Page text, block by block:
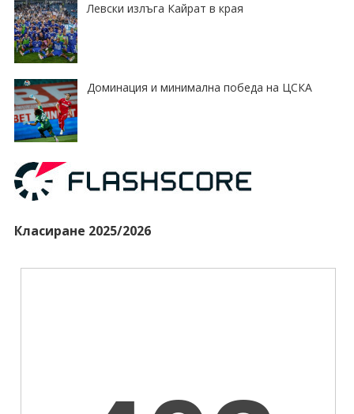
Левски излъга Кайрат в края
Доминация и минимална победа на ЦСКА
Класиране 2025/2026